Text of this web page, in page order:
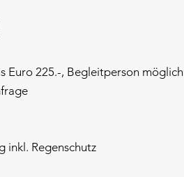
Euro 225.-, Begleitperson möglich
inkl. Regenschutz